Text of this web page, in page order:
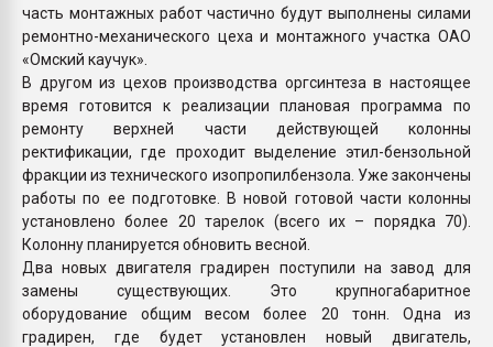
часть монтажных работ частично будут выполнены силами
ремонтно-механического цеха и монтажного участка ОАО
«Омский каучук».
В другом из цехов производства оргсинтеза в настоящее
время готовится к реализации плановая программа по
ремонту верхней части действующей колонны
ректификации, где проходит выделение этил-бензольной
фракции из технического изопропилбензола. Уже закончены
работы по ее подготовке. В новой готовой части колонны
установлено более 20 тарелок (всего их – порядка 70).
Колонну планируется обновить весной.
Два новых двигателя градирен поступили на завод для
замены существующих. Это крупногабаритное
оборудование общим весом более 20 тонн. Одна из
градирен, где будет установлен новый двигатель,